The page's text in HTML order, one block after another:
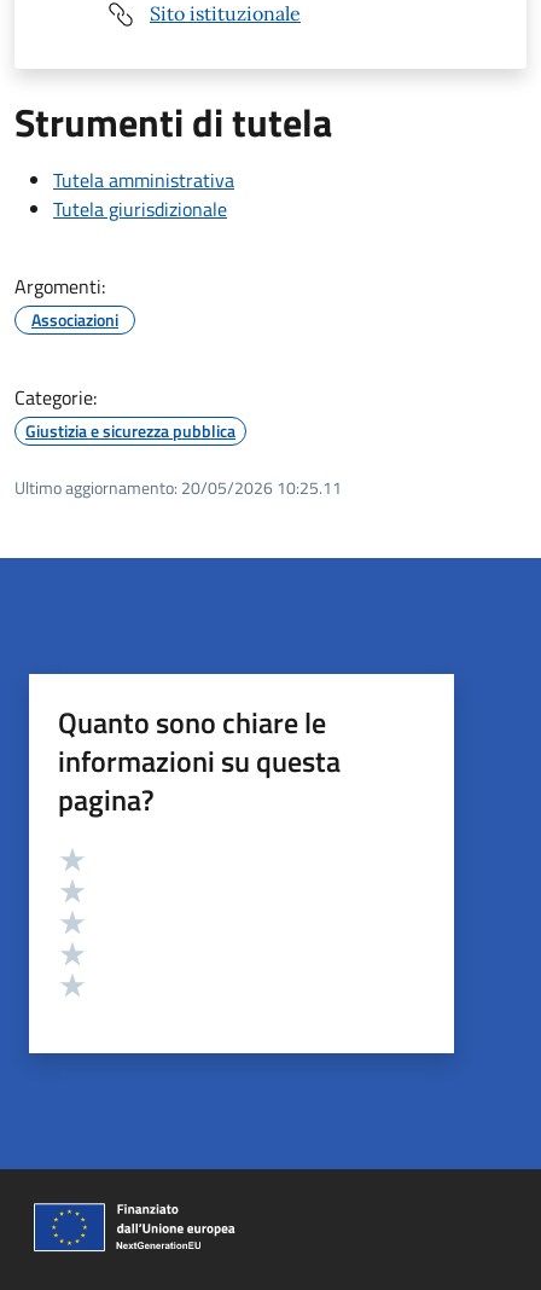
Sito istituzionale
Strumenti di tutela
Tutela amministrativa
Tutela giurisdizionale
Argomenti:
Associazioni
Categorie:
Giustizia e sicurezza pubblica
Ultimo aggiornamento: 20/05/2026 10:25.11
Quanto sono chiare le
informazioni su questa
pagina?
Valutazione